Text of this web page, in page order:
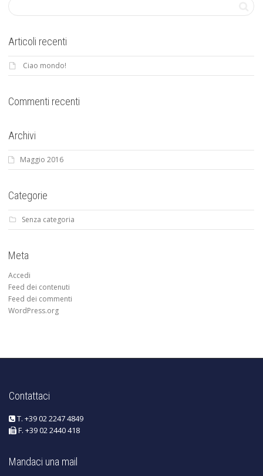
Articoli recenti
Ciao mondo!
Commenti recenti
Archivi
Maggio 2016
Categorie
Senza categoria
Meta
Accedi
Feed dei contenuti
Feed dei commenti
WordPress.org
Contattaci
T. +39 02 2247 4849
F. +39 02 2440 418
Mandaci una mail